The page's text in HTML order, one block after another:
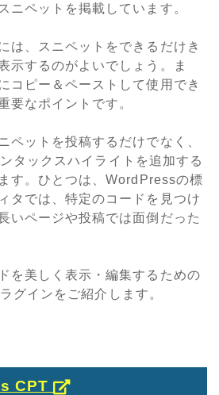
ニペットを掲載しています。
は、スニペットをできるだけき
示するのがよいでしょう。ま
コピー＆ペーストして使用でき
要なポイントです。
ペットを投稿するだけでなく、
タックスハイライトを追加する
す。ひとつは、WordPressの標
タでは、特定のコードを見つけ
いページや投稿では面倒だった
を美しく表示・編集するための
グインをご紹介します。
CPT